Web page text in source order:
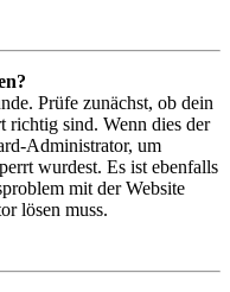
Prüfe zunächst, ob dein
richtig sind. Wenn dies der
Administrator, um
wurdest. Es ist ebenfalls
mit der Website
lösen muss.